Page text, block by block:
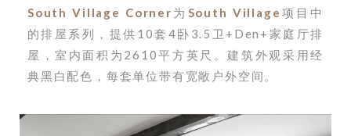
South Village Corner 为 South Village 项目中
的排屋系列， 提供10套4卧3.5卫+Den+家庭厅排
屋，室内面积为2610平方英尺。建筑外观采用经
典黑白配色，每套单位带有宽敞户外空间。